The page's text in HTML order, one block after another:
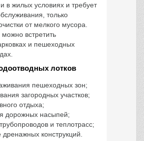
и в жилых условиях и требует
только
от мелкого мусора.
встретить
и пешеходных
лотков
пешеходных зон;
загородных участков;
отдыха;
дорожных насыпей;
и теплотрасс;
конструкций.